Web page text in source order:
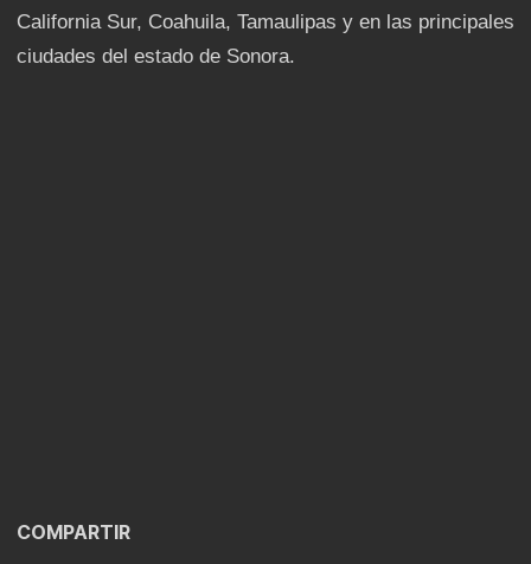
California Sur, Coahuila, Tamaulipas y en las principales
ciudades del estado de Sonora.
COMPARTIR